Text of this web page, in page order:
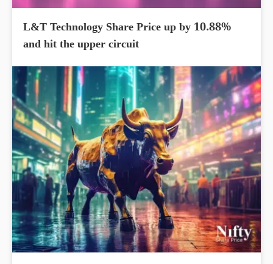
L&T Technology Share Price up by 10.88%
and hit the upper circuit